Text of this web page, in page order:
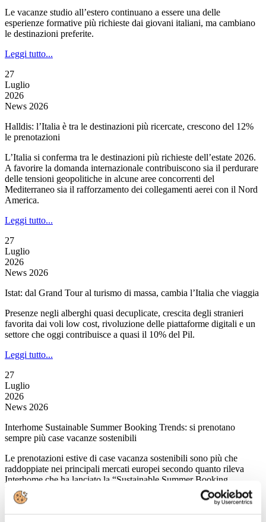
Le vacanze studio all’estero continuano a essere una delle
esperienze formative più richieste dai giovani italiani, ma cambiano
le destinazioni preferite.
Leggi tutto...
27
Luglio
2026
News 2026
Halldis: l’Italia è tra le destinazioni più ricercate, crescono del 12%
le prenotazioni
L’Italia si conferma tra le destinazioni più richieste dell’estate 2026.
A favorire la domanda internazionale contribuiscono sia il perdurare
delle tensioni geopolitiche in alcune aree concorrenti del
Mediterraneo sia il rafforzamento dei collegamenti aerei con il Nord
America.
Leggi tutto...
27
Luglio
2026
News 2026
Istat: dal Grand Tour al turismo di massa, cambia l’Italia che viaggia
Presenze negli alberghi quasi decuplicate, crescita degli stranieri
favorita dai voli low cost, rivoluzione delle piattaforme digitali e un
settore che oggi contribuisce a quasi il 10% del Pil.
Leggi tutto...
27
Luglio
2026
News 2026
Interhome Sustainable Summer Booking Trends: si prenotano
sempre più case vacanze sostenibili
Le prenotazioni estive di case vacanza sostenibili sono più che
raddoppiate nei principali mercati europei secondo quanto rileva
Interhome che ha lanciato la “Sustainable Summer Booking
Trends”.